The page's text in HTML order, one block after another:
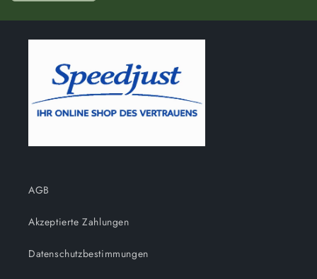
AGB
Akzeptierte Zahlungen
Datenschutzbestimmungen